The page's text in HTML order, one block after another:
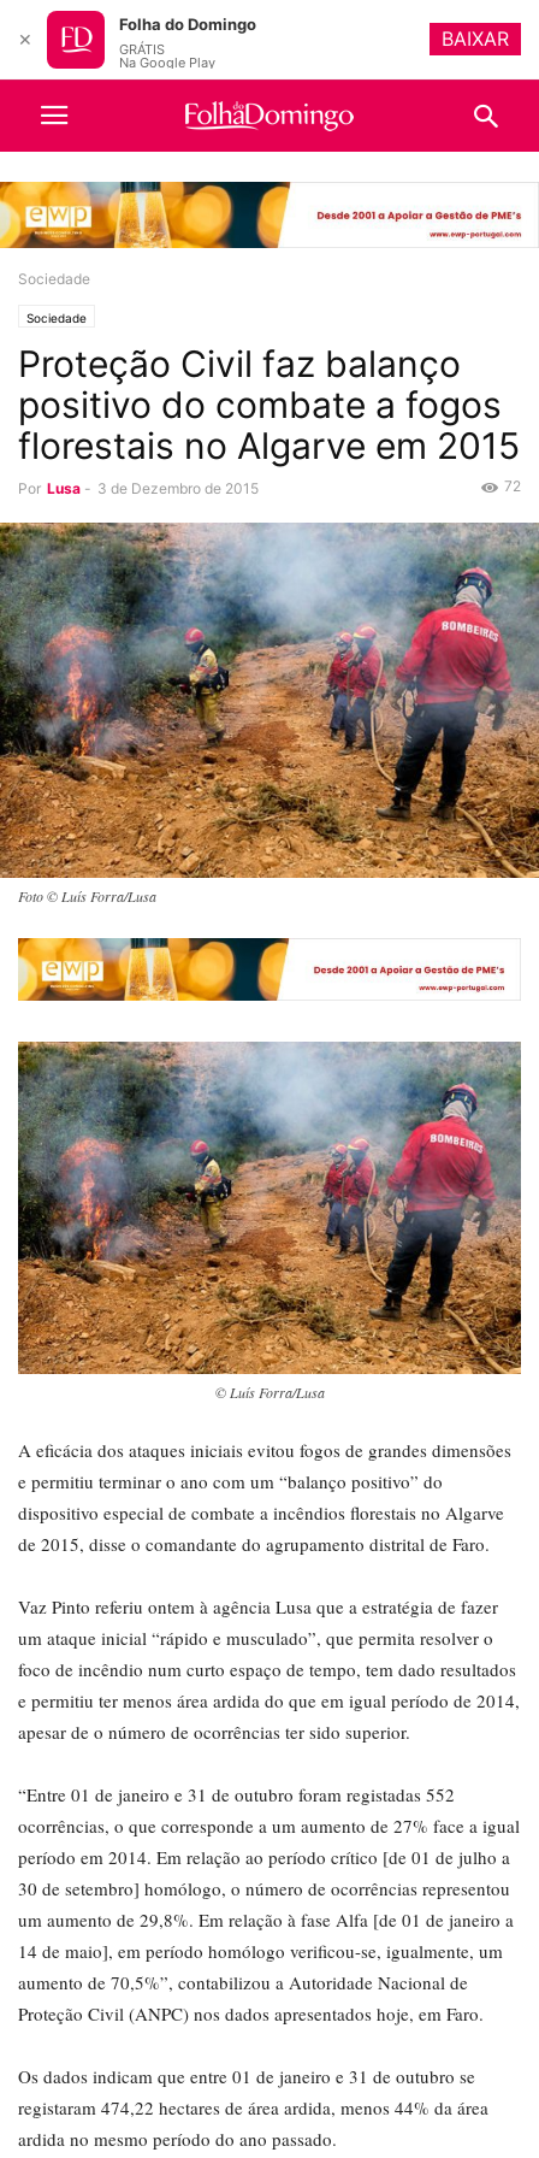
Sociedade
Sociedade
Proteção Civil faz balanço
positivo do combate a fogos
florestais no Algarve em 2015
Por Lusa - 3 de Dezembro de 2015 72
Foto © Luís Forra/Lusa
© Luís Forra/Lusa
A eficácia dos ataques iniciais evitou fogos de grandes dimensões
e permitiu terminar o ano com um “balanço positivo” do
dispositivo especial de combate a incêndios florestais no Algarve
de 2015, disse o comandante do agrupamento distrital de Faro.
Vaz Pinto referiu ontem à agência Lusa que a estratégia de fazer
um ataque inicial “rápido e musculado”, que permita resolver o
foco de incêndio num curto espaço de tempo, tem dado resultados
e permitiu ter menos área ardida do que em igual período de 2014,
apesar de o número de ocorrências ter sido superior.
“Entre 01 de janeiro e 31 de outubro foram registadas 552
ocorrências, o que corresponde a um aumento de 27% face a igual
período em 2014. Em relação ao período crítico [de 01 de julho a
30 de setembro] homólogo, o número de ocorrências representou
um aumento de 29,8%. Em relação à fase Alfa [de 01 de janeiro a
14 de maio], em período homólogo verificou-se, igualmente, um
aumento de 70,5%”, contabilizou a Autoridade Nacional de
Proteção Civil (ANPC) nos dados apresentados hoje, em Faro.
Os dados indicam que entre 01 de janeiro e 31 de outubro se
registaram 474,22 hectares de área ardida, menos 44% da área
ardida no mesmo período do ano passado.
✕
Folha do Domingo
GRÁTIS
Na Google Play
BAIXAR